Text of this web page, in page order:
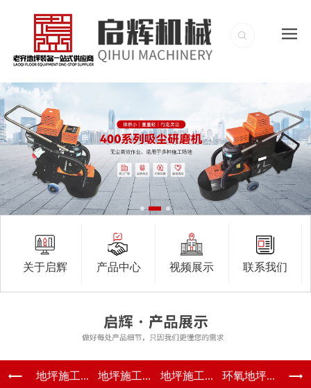
关于启辉 产品中心 视频展示 联系我们
地坪施工... 地坪施工... 地坪施工... 环氧地坪...